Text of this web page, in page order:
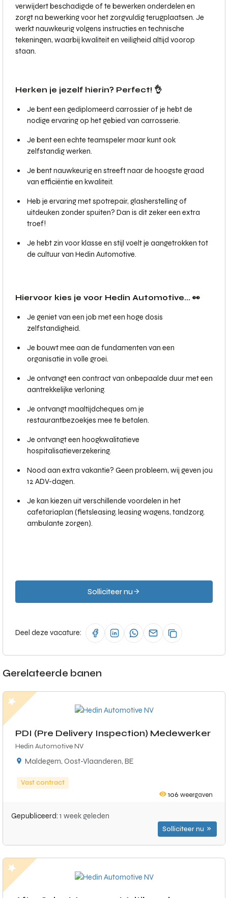
verwijdert beschadigde of te bewerken onderdelen en
zorgt na bewerking voor het zorgvuldig terugplaatsen. Je
werkt nauwkeurig volgens instructies en technische
tekeningen, waarbij kwaliteit en veiligheid altijd voorop
staan.
Herken je jezelf hierin? Perfect! 👌
Je bent een gediplomeerd carrossier of je hebt de
nodige ervaring op het gebied van carrosserie.
Je bent een echte teamspeler maar kunt ook
zelfstandig werken.
Je bent nauwkeurig en streeft naar de hoogste graad
van efficiëntie en kwaliteit.
Heb je ervaring met spotrepair, glasherstelling of
uitdeuken zonder spuiten? Dan is dit zeker een extra
troef!
Je hebt zin voor klasse en stijl voelt je aangetrokken tot
de cultuur van Hedin Automotive.
Hiervoor kies je voor Hedin Automotive... 👀
Je geniet van een job met een hoge dosis
zelfstandigheid.
Je bouwt mee aan de fundamenten van een
organisatie in volle groei.
Je ontvangt een contract van onbepaalde duur met een
aantrekkelijke verloning.
Je ontvangt maaltijdcheques om je
restaurantbezoekjes mee te betalen.
Je ontvangt een hoogkwalitatieve
hospitalisatieverzekering.
Nood aan extra vakantie? Geen probleem, wij geven jou
12 ADV-dagen.
Je kan kiezen uit verschillende voordelen in het
cafetariaplan (fietsleasing, leasing wagens, tandzorg,
ambulante zorgen).
Solliciteer nu
Deel deze vacature:
Gerelateerde banen
PDI (Pre Delivery Inspection) Medewerker
Hedin Automotive NV
Maldegem, Oost-Vlaanderen, BE
Vast contract
106 weergaven
Gepubliceerd: 1 week geleden
Solliciteer nu